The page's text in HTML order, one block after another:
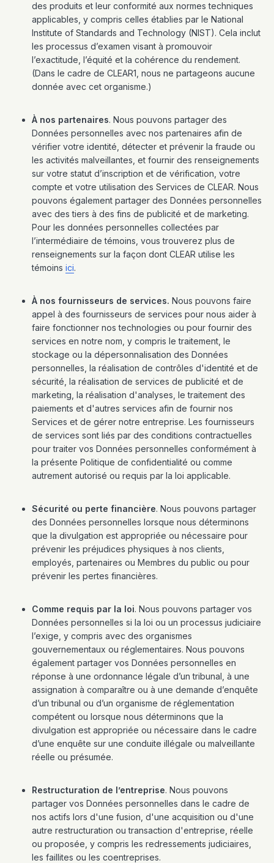
des produits et leur conformité aux normes techniques
applicables, y compris celles établies par le National
Institute of Standards and Technology (NIST). Cela inclut
les processus d’examen visant à promouvoir
l’exactitude, l’équité et la cohérence du rendement.
(Dans le cadre de CLEAR1, nous ne partageons aucune
donnée avec cet organisme.)
À nos partenaires. Nous pouvons partager des
Données personnelles avec nos partenaires afin de
vérifier votre identité, détecter et prévenir la fraude ou
les activités malveillantes, et fournir des renseignements
sur votre statut d’inscription et de vérification, votre
compte et votre utilisation des Services de CLEAR. Nous
pouvons également partager des Données personnelles
avec des tiers à des fins de publicité et de marketing.
Pour les données personnelles collectées par
l’intermédiaire de témoins, vous trouverez plus de
renseignements sur la façon dont CLEAR utilise les
témoins ici.
À nos fournisseurs de services. Nous pouvons faire
appel à des fournisseurs de services pour nous aider à
faire fonctionner nos technologies ou pour fournir des
services en notre nom, y compris le traitement, le
stockage ou la dépersonnalisation des Données
personnelles, la réalisation de contrôles d'identité et de
sécurité, la réalisation de services de publicité et de
marketing, la réalisation d'analyses, le traitement des
paiements et d'autres services afin de fournir nos
Services et de gérer notre entreprise. Les fournisseurs
de services sont liés par des conditions contractuelles
pour traiter vos Données personnelles conformément à
la présente Politique de confidentialité ou comme
autrement autorisé ou requis par la loi applicable.
Sécurité ou perte financière. Nous pouvons partager
des Données personnelles lorsque nous déterminons
que la divulgation est appropriée ou nécessaire pour
prévenir les préjudices physiques à nos clients,
employés, partenaires ou Membres du public ou pour
prévenir les pertes financières.
Comme requis par la loi. Nous pouvons partager vos
Données personnelles si la loi ou un processus judiciaire
l’exige, y compris avec des organismes
gouvernementaux ou réglementaires. Nous pouvons
également partager vos Données personnelles en
réponse à une ordonnance légale d’un tribunal, à une
assignation à comparaître ou à une demande d’enquête
d’un tribunal ou d’un organisme de réglementation
compétent ou lorsque nous déterminons que la
divulgation est appropriée ou nécessaire dans le cadre
d’une enquête sur une conduite illégale ou malveillante
réelle ou présumée.
Restructuration de l’entreprise. Nous pouvons
partager vos Données personnelles dans le cadre de
nos actifs lors d'une fusion, d'une acquisition ou d'une
autre restructuration ou transaction d'entreprise, réelle
ou proposée, y compris les redressements judiciaires,
les faillites ou les coentreprises.